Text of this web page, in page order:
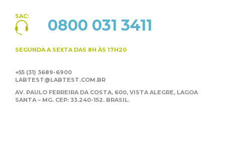
SAC: 0800 031 3411
SEGUNDA A SEXTA DAS 8H ÀS 17H20
+55 (31) 3689-6900
LABTEST@LABTEST.COM.BR
AV. PAULO FERREIRA DA COSTA, 600, VISTA ALEGRE, LAGOA
SANTA – MG. CEP: 33.240-152. BRASIL.